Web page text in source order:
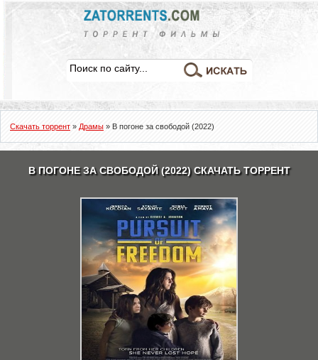
Скачать торрент » Драмы » В погоне за свободой (2022)
В ПОГОНЕ ЗА СВОБОДОЙ (2022) СКАЧАТЬ ТОРРЕНТ